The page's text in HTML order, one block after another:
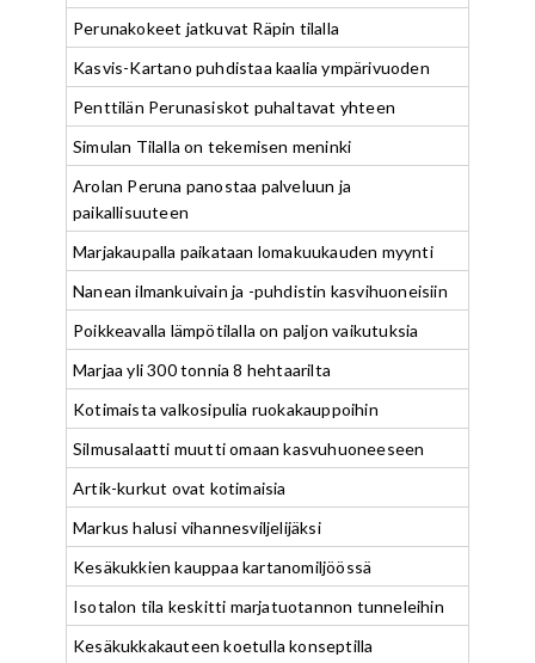
Perunakokeet jatkuvat Räpin tilalla
Kasvis-Kartano puhdistaa kaalia ympärivuoden
Penttilän Perunasiskot puhaltavat yhteen
Simulan Tilalla on tekemisen meninki
Arolan Peruna panostaa palveluun ja
paikallisuuteen
Marjakaupalla paikataan lomakuukauden myynti
Nanean ilmankuivain ja -puhdistin kasvihuoneisiin
Poikkeavalla lämpötilalla on paljon vaikutuksia
Marjaa yli 300 tonnia 8 hehtaarilta
Kotimaista valkosipulia ruokakauppoihin
Silmusalaatti muutti omaan kasvuhuoneeseen
Artik-kurkut ovat kotimaisia
Markus halusi vihannesviljelijäksi
Kesäkukkien kauppaa kartanomiljöössä
Isotalon tila keskitti marjatuotannon tunneleihin
Kesäkukkakauteen koetulla konseptilla